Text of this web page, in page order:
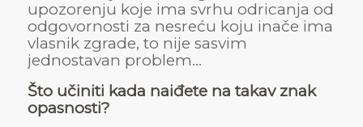
upozorenju koje ima svrhu odricanja od
odgovornosti za nesreću koju inače ima
vlasnik zgrade, to nije sasvim
jednostavan problem…
Što učiniti kada naiđete na takav znak
opasnosti?